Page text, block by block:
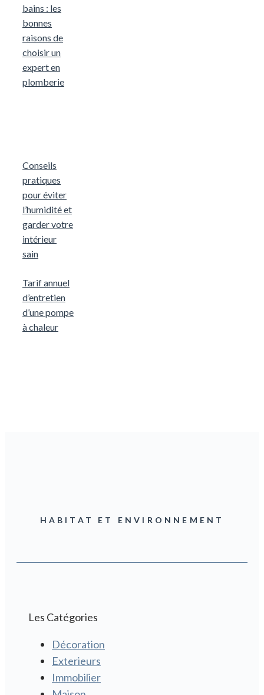
bains : les
bonnes
raisons de
choisir un
expert en
plomberie
Conseils
pratiques
pour éviter
l’humidité et
garder votre
intérieur
sain
Tarif annuel
d’entretien
d’une pompe
à chaleur
HABITAT ET ENVIRONNEMENT
Les Catégories
Décoration
Exterieurs
Immobilier